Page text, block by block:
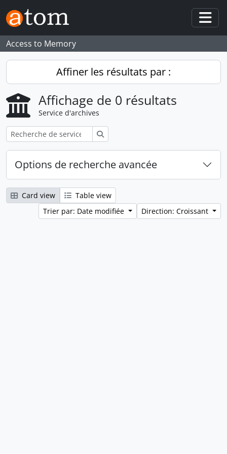
Skip to main content
Access to Memory
Affiner les résultats par :
Affichage de 0 résultats
Service d'archives
Options de recherche avancée
Card view
Table view
Trier par: Date modifiée
Direction: Croissant